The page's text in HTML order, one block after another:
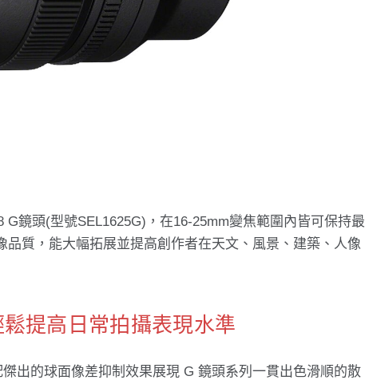
鏡頭(型號SEL1625G)，在16-25mm變焦範圍內皆可保持最
質，能大幅拓展並提高創作者在天文、風景、建築、人像
提高日常拍攝表現水準
出的球⾯像差抑制效果展現 G 鏡頭系列一貫出色滑順的散